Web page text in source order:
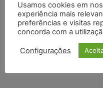
Usamos cookies em
experiência mais
preferências e visitas
concorda com a
Configurações